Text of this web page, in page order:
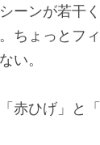
ーンが若干
ちょっとフ
い。
赤ひげ」と